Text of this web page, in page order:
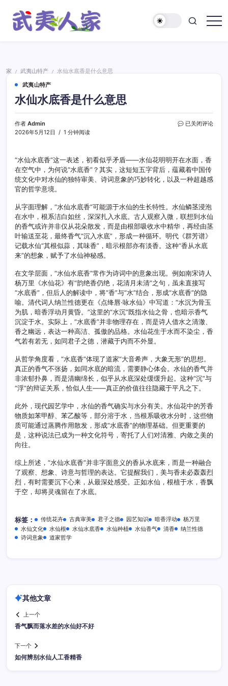
家
家 / 武夷山特产 /
水仙水底香是什么意思
武夷山特产
水仙水底香是什么意思
作者 Admin
2026年5月12日
1 分钟阅读
水
香
是
什
么
已关闭评论
“水仙水底香”这一表述，初看似乎矛盾——水仙花明明开在水面，香
在空气中，为何说“水底香”？其实，这短短五字背后，蕴藏着中国传
统文化中对水仙的独特审美、诗词意象的巧妙转化，以及一种超越感
官的哲学意境。
从字面理解，“水仙水底香”可能源于水仙的生长特性。水仙鳞茎浸泡
在水中，根系洁白如丝，深深扎入水底。古人观察入微，联想到水仙
的香气或许并非仅从花朵散发，而是由根部吸收水中精华，再经由茎
叶输送至花，最终香气“沉入水底”，形成一种循环。明代《群芳谱》
记载水仙“其根似蒜，其味香”，暗示根部亦有淡香。这种“香从水底
来”的想象，赋予了水仙神秘感。
在文学层面，“水仙水底香”常作为诗词中的意象出现。例如南宋诗人
杨万里《水仙花》有“韵绝香仍绝，花清月未清”之句，虽未直接写
“水底香”，但后人的解读中，将“香”与“水”结合，形成“水底香”的隐
喻。清代词人纳兰性德更在《点绛唇·咏水仙》中写道：“水沉为骨玉
为肌，暗香浮动月黄昏。”这里的“水沉”既指水仙之骨，也暗示香气
沉淀于水。实际上，“水底香”并非物理存在，而是诗人借水之清澈、
香之幽远，表达一种高洁、孤傲的品格。水仙花生于水而不染尘，香
气若有若无，如同君子之德，潜藏于内而不外显。
从哲学角度看，“水底香”体现了道家“大音希声，大象无形”的思想。
真正的香气不张扬，如同水底的暗流，需要静心体会。水仙的香气并
非浓郁扑鼻，而是清幽绵长，似乎从水底深处缓缓升起。这种“沉”与
“浮”的辩证关系，恰似人生——真正的价值往往隐藏于平凡之下。
此外，现代园艺学中，水仙的香气确实与水分有关。水仙花中的芳香
物质如苯甲醇、苯乙酸等，部分溶于水，当根系吸收水分时，这些物
质可能通过蒸腾作用散发，形成“水底香”的物理基础。但更重要的
是，这种说法已成为一种文化符号，寄托了人们对清雅、内敛之美的
向往。
综上所述，“水仙水底香”并非字面意义的香从水底来，而是一种融合
了观察、想象、诗意与哲理的表达。它提醒我们，美与香未必轰轰烈
烈，有时需要沉下心来，从最深处感受。正如水仙，根植于水，香飘
于空，却将灵魂留在了水底。
标签： 传统花卉 古典审美 君子之德 园艺知识 暗香浮动
杨万里
水仙文化
水仙根 水仙水底香 水仙种植 水仙香气 清香
纳兰性德
诗词意象
道家哲学
其他文章
上一个
香气飘而落水差的水仙好不好
下一个
如何辨别水仙人工香精香